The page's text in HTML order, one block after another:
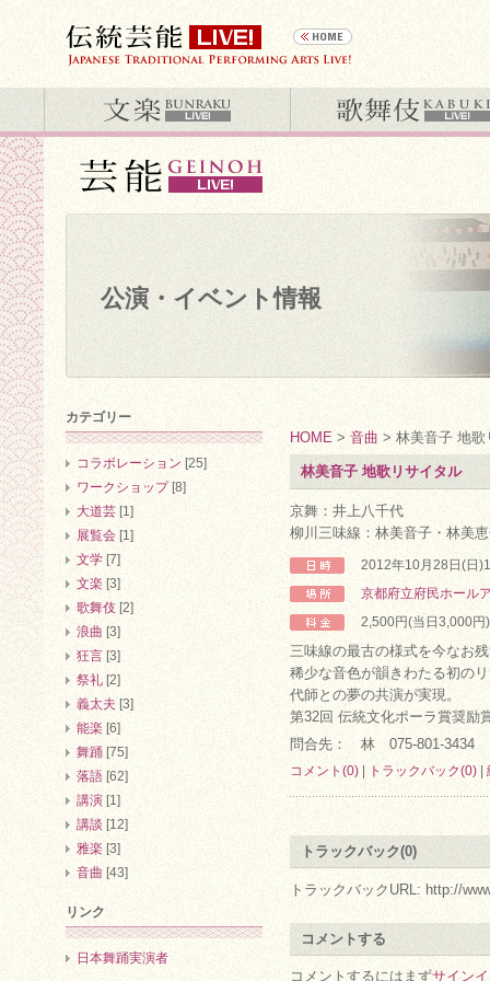
公演・イベント情報
HOME > 音曲 > 林美音子 地歌
林美音子 地歌リサイタル
京舞：井上八千代
柳川三味線：林美音子・林美
2012年10月28日(日
京都府立府民ホール
2,500円(当日3,000円)
三味線の最古の様式を今なお
稀少な音色が韻きわたる初の
代師との夢の共演が実現。
第32回 伝統文化ポーラ賞奨励
問合先： 林 075-801-3434
コメント(0) トラックバック(0)
トラックバック(0)
トラックバックURL: http://
コメントする
コメントするにはまずサイン
カテゴリー
コラボレーション [25]
ワークショップ[8]
大道芸 [1]
展覧会 [1]
文学 [7]
文楽 [3]
歌舞伎 [2]
浪曲 [3]
狂言 [3]
祭礼 [2]
義太夫 [3]
能楽 [6]
舞踊 [75]
落語 [62]
講演 [1]
講談 [12]
雅楽 [3]
音曲 [43]
リンク
日本舞踊実演者